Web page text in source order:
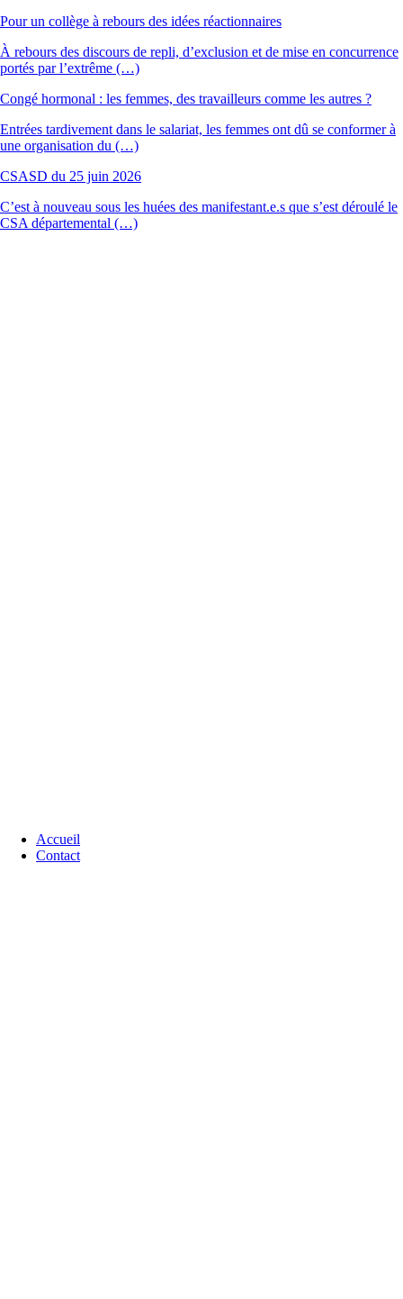
Pour un collège à rebours des idées réactionnaires
À rebours des discours de repli, d’exclusion et de mise en concurrence
portés par l’extrême (…)
Congé hormonal : les femmes, des travailleurs comme les autres ?
Entrées tardivement dans le salariat, les femmes ont dû se conformer à
une organisation du (…)
CSASD du 25 juin 2026
C’est à nouveau sous les huées des manifestant.e.s que s’est déroulé le
CSA départemental (…)
Accueil
Contact